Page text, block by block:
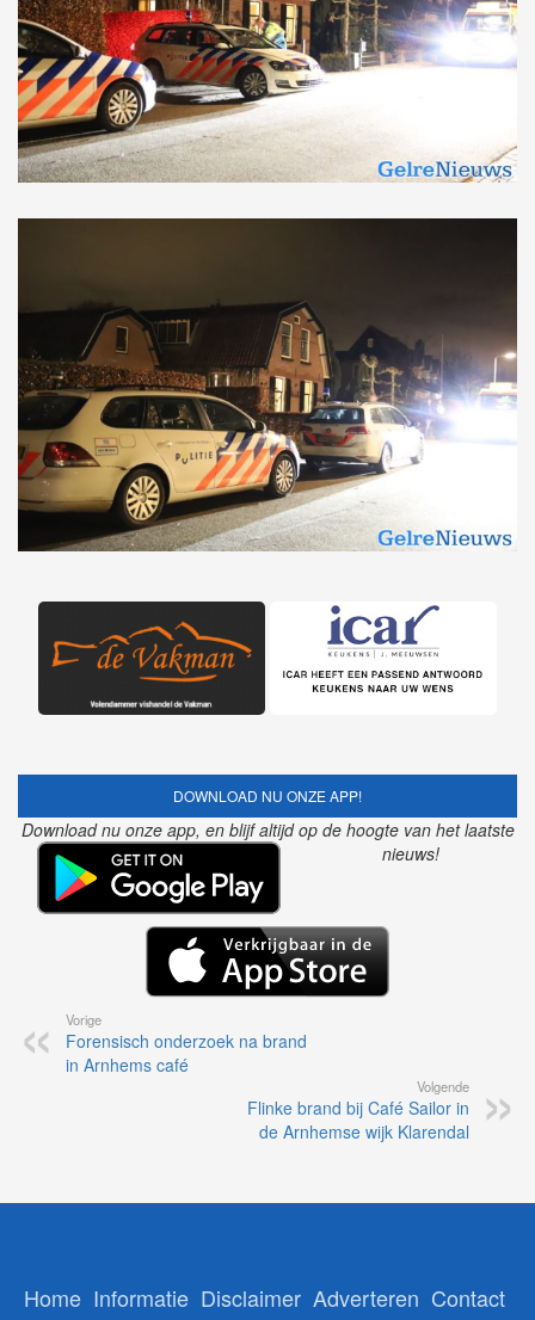
DOWNLOAD NU ONZE APP!
Download nu onze app, en blijf altijd op de hoogte van het laatste
nieuws!
Vorige
Forensisch onderzoek na brand
in Arnhems café
Volgende
Flinke brand bij Café Sailor in
de Arnhemse wijk Klarendal
Home Informatie Disclaimer Adverteren Contact